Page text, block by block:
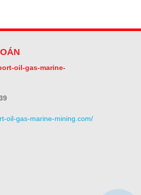
oil-gas-marine-
oil-gas-marine-mining.com/